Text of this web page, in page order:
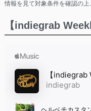
情報を見て対象条件を確認の上
【indiegrab